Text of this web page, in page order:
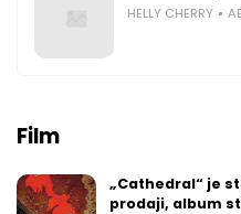
HELLY CHERRY
Film
„Cathedral“ je
prodaji, album